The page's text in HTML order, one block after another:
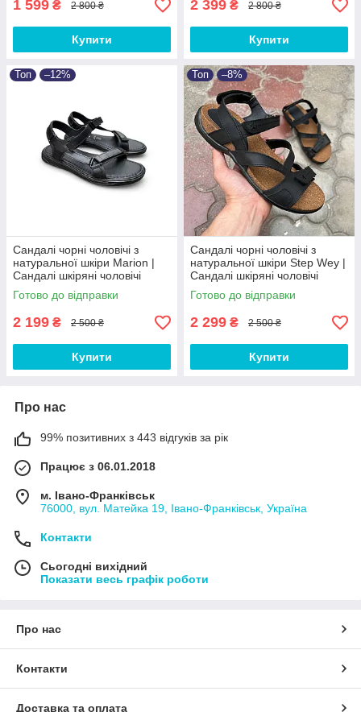
1 599 ₴ 2 800 ₴
Купити
2 399 ₴ 2 800 ₴
Купити
Топ –12%
Сандалі чорні чоловічі з
натуральної шкіри Marion |
Сандалі шкіряні чоловічі
чорні
Готово до відправки
2 199 ₴ 2 500 ₴
Купити
Топ –8%
Сандалі чорні чоловічі з
натуральної шкіри Step Wey |
Сандалі шкіряні чоловічі
чорні
Готово до відправки
2 299 ₴ 2 500 ₴
Купити
Про нас
99% позитивних з 443 відгуків за рік
Працює з 06.01.2018
м. Івано-Франківськ
76000, вул. Матейка 19, Івано-Франківськ, Україна
Контакти
Сьогодні вихідний
Показати весь графік роботи
Про нас
Контакти
Доставка та оплата